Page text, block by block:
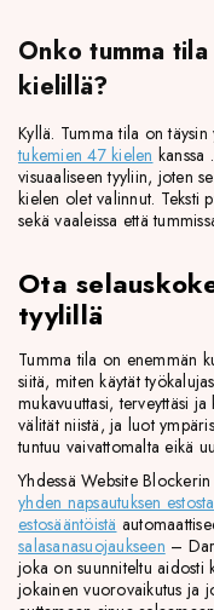
Onko tumma
kielillä?
Kyllä. Tumma tila on
tukemien 47 kielen kanssa
visuaaliseen tyyliin, joten
kielen olet valinnut. Teksti
sekä vaaleissa että
Ota
tyylillä
Tumma tila on enemmän
siitä, miten käytät
mukavuuttasi, terveyttäsi
välität niistä, ja luot
tuntuu vaivattomalta eikä
Yhdessä Website
yhden napsautuksen estosta
estosääntöistä
salasanasuojaukseen –
joka on suunniteltu aidosti
jokainen vuorovaikutus ja